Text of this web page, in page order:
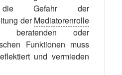
Gefahr der
derMediatorenrolle
oder
Funktionen muss
und vermieden